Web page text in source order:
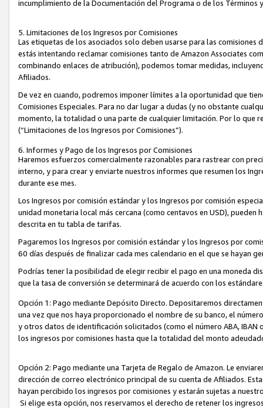
incumplimiento de la Documentación del Programa o de los Términos
5. Limitaciones de los Ingresos por Comisiones
Las etiquetas de los asociados solo deben usarse para las
estás intentando reclamar comisiones tanto de Amazon Associates
combinando enlaces de atribución), podemos tomar medidas,
Afiliados.
De vez en cuando, podremos imponer límites a la oportunidad que
Comisiones Especiales. Para no dar lugar a dudas (y no obstante
momento, la totalidad o una parte de cualquier limitación. Por lo que
(“Limitaciones de los Ingresos por Comisiones”).
6. Informes y Pago de los Ingresos por Comisiones
Haremos esfuerzos comercialmente razonables para rastrear con
interno, y para crear y enviarte nuestros informes que resumen los
durante ese mes.
Los Ingresos por comisión estándar y los Ingresos por comisión
unidad monetaria local más cercana (como centavos en USD),
descrita en tu tabla de tarifas.
Pagaremos los Ingresos por comisión estándar y los Ingresos por
60 días después de finalizar cada mes calendario en el que se hayan
Podrías tener la posibilidad de elegir recibir el pago en una moneda
que la tasa de conversión se determinará de acuerdo con los
Opción 1: Pago mediante Depósito Directo. Depositaremos
una vez que nos haya proporcionado el nombre de su banco, el
y otros datos de identificación solicitados (como el número ABA,
los ingresos por comisiones hasta que la totalidad del monto
Opción 2: Pago mediante una Tarjeta de Regalo de Amazon. Le
dirección de correo electrónico principal de su cuenta de Afiliados.
hayan percibido los ingresos por comisiones y estarán sujetas a
Si elige esta opción, nos reservamos el derecho de retener los